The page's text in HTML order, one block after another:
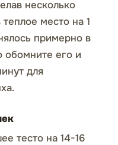
несколько
место на 1
примерно в
обомните его и
для
тесто на 14-16